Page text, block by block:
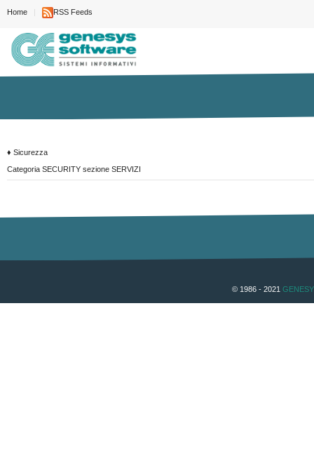
Home RSS Feeds
♦ Sicurezza
Categoria SECURITY sezione SERVIZI
© 1986 - 2021